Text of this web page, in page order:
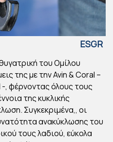
ESGR
TO
“ΠΡ
ΝΟ
ΛΑ
του Ομίλου
της με την Avin & Coral –
, φέρνοντας όλους τους
της κυκλικής
Συγκεκριμένα,, οι
ανακύκλωσης του
τους λαδιού, εύκολα